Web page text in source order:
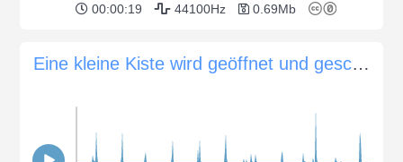
00:00:19 44100Hz 0.69Mb
Eine kleine Kiste wird geöffnet und geschlossen